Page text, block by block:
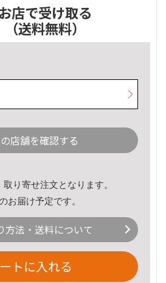
お店で受け取る
（送料無料）
店舗を確認する
り寄せ注文となります。
お届け予定です。
方法・送料について
トに入れる